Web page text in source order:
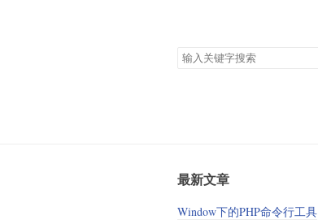
搜
最新文章
Window下的PHP命令行工具